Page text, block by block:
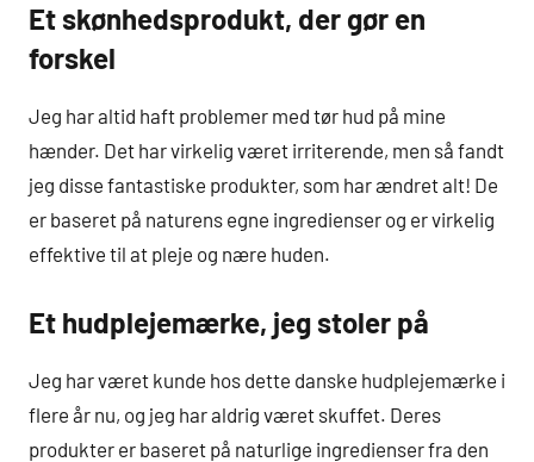
Et skønhedsprodukt, der gør en
forskel
Jeg har altid haft problemer med tør hud på mine
hænder. Det har virkelig været irriterende, men så fandt
jeg disse fantastiske produkter, som har ændret alt! De
er baseret på naturens egne ingredienser og er virkelig
effektive til at pleje og nære huden.
Et hudplejemærke, jeg stoler på
Jeg har været kunde hos dette danske hudplejemærke i
flere år nu, og jeg har aldrig været skuffet. Deres
produkter er baseret på naturlige ingredienser fra den